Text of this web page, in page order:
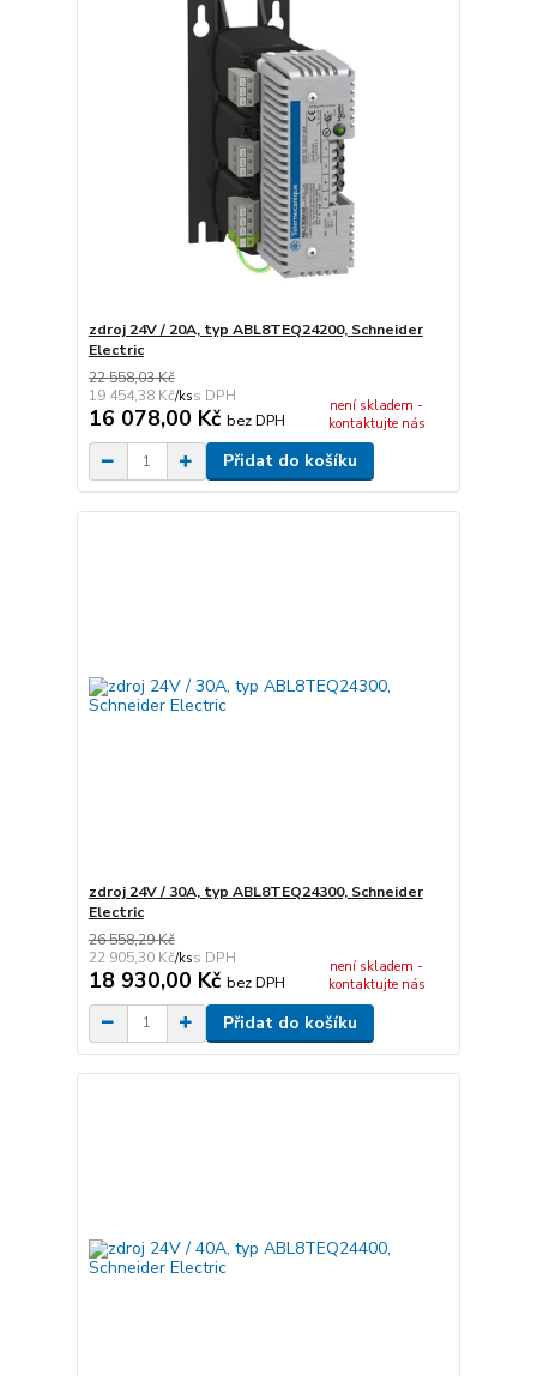
zdroj 24V / 20A, typ ABL8TEQ24200, Schneider
Electric
22 558,03 Kč
19 454,38 Kč/ks
16 078,00 Kč bez DPH
není skladem -
kontaktujte nás
Přidat do košíku
zdroj 24V / 30A, typ ABL8TEQ24300, Schneider
Electric
26 558,29 Kč
22 905,30 Kč/ks
18 930,00 Kč bez DPH
není skladem -
kontaktujte nás
Přidat do košíku